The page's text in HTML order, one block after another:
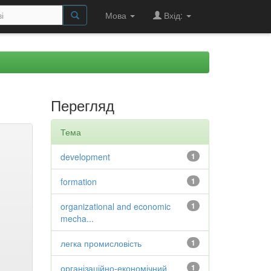
Мова Вхід:
Перегляд
Тема
1
development
1
formation
1
organizational and economic
mecha...
1
легка промисловість
1
організаційно-економічний